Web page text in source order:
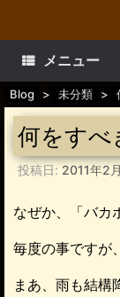
メニュー
Blog > 未分類 >
何をすべ
投稿日: 2011年2
なぜか、「バカ
毎度の事ですが
まあ、雨も結構